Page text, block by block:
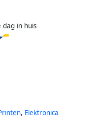
dag in huis
, Elektronica